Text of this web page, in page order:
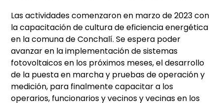
Las actividades comenzaron en marzo de 2023 con
la capacitación de cultura de eficiencia energética
en la comuna de Conchalí. Se espera poder
avanzar en la implementación de sistemas
fotovoltaicos en los próximos meses, el desarrollo
de la puesta en marcha y pruebas de operación y
medición, para finalmente capacitar a los
operarios, funcionarios y vecinos y vecinas en los